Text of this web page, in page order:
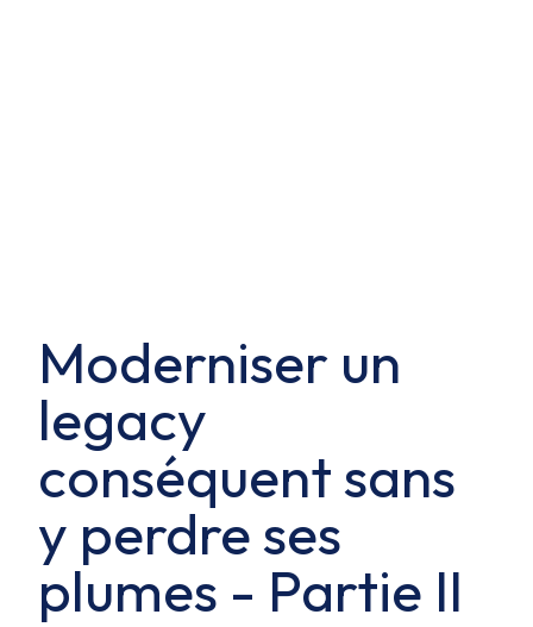
Moderniser un
legacy
conséquent sans
y perdre ses
plumes - Partie II